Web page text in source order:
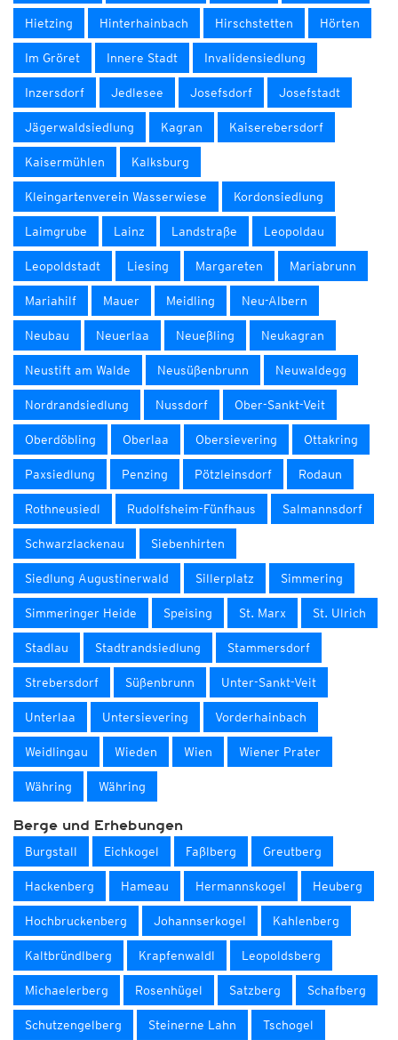
Hietzing Hinterhainbach Hirschstetten Hörten
Im Gröret Innere Stadt Invalidensiedlung
Inzersdorf Jedlesee Josefsdorf Josefstadt
Jägerwaldsiedlung Kagran Kaiserebersdorf
Kaisermühlen Kalksburg
Kleingartenverein Wasserwiese Kordonsiedlung
Laimgrube Lainz Landstraße Leopoldau
Leopoldstadt Liesing Margareten Mariabrunn
Mariahilf Mauer Meidling Neu-Albern
Neubau Neuerlaa Neueßling Neukagran
Neustift am Walde Neusüßenbrunn Neuwaldegg
Nordrandsiedlung Nussdorf Ober-Sankt-Veit
Oberdöbling Oberlaa Obersievering Ottakring
Paxsiedlung Penzing Pötzleinsdorf Rodaun
Rothneusiedl Rudolfsheim-Fünfhaus Salmannsdorf
Schwarzlackenau Siebenhirten
Siedlung Augustinerwald Sillerplatz Simmering
Simmeringer Heide Speising St. Marx St. Ulrich
Stadlau Stadtrandsiedlung Stammersdorf
Strebersdorf Süßenbrunn Unter-Sankt-Veit
Unterlaa Untersievering Vorderhainbach
Weidlingau Wieden Wien Wiener Prater
Währing Währing
Berge und Erhebungen
Burgstall Eichkogel Faßlberg Greutberg
Hackenberg Hameau Hermannskogel Heuberg
Hochbruckenberg Johannserkogel Kahlenberg
Kaltbründlberg Krapfenwaldl Leopoldsberg
Michaelerberg Rosenhügel Satzberg Schafberg
Schutzengelberg Steinerne Lahn Tschogel